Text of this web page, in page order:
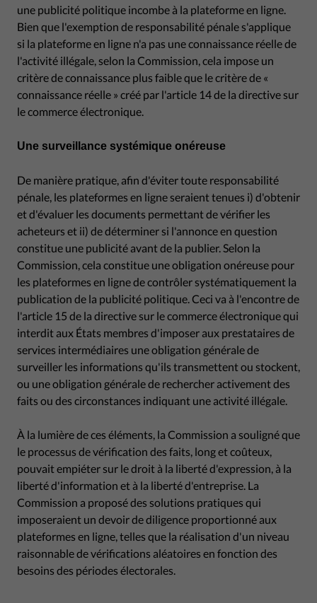
une publicité politique incombe à la plateforme en ligne.
Bien que l'exemption de responsabilité pénale s'applique
si la plateforme en ligne n'a pas une connaissance réelle de
l'activité illégale, selon la Commission, cela impose un
critère de connaissance plus faible que le critère de «
connaissance réelle » créé par l'article 14 de la directive sur
le commerce électronique.
Une surveillance systémique onéreuse
De manière pratique, afin d'éviter toute responsabilité
pénale, les plateformes en ligne seraient tenues i) d'obtenir
et d'évaluer les documents permettant de vérifier les
acheteurs et ii) de déterminer si l'annonce en question
constitue une publicité avant de la publier. Selon la
Commission, cela constitue une obligation onéreuse pour
les plateformes en ligne de contrôler systématiquement la
publication de la publicité politique. Ceci va à l'encontre de
l'article 15 de la directive sur le commerce électronique qui
interdit aux États membres d'imposer aux prestataires de
services intermédiaires une obligation générale de
surveiller les informations qu'ils transmettent ou stockent,
ou une obligation générale de rechercher activement des
faits ou des circonstances indiquant une activité illégale.
À la lumière de ces éléments, la Commission a souligné que
le processus de vérification des faits, long et coûteux,
pouvait empiéter sur le droit à la liberté d'expression, à la
liberté d'information et à la liberté d'entreprise. La
Commission a proposé des solutions pratiques qui
imposeraient un devoir de diligence proportionné aux
plateformes en ligne, telles que la réalisation d'un niveau
raisonnable de vérifications aléatoires en fonction des
besoins des périodes électorales.